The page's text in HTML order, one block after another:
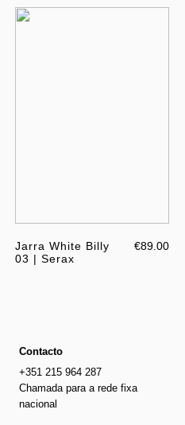
Jarra White Billy
03 | Serax
€89.00
Contacto
+351 215 964 287
Chamada para a rede fixa
nacional